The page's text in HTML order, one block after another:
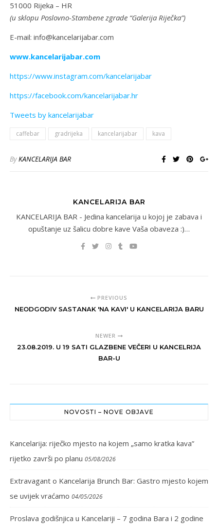
51000 Rijeka – HR
(u sklopu Poslovno-Stambene zgrade “Galerija Riječka”)
E-mail: info@kancelarijabar.com
www.kancelarijabar.com
https://www.instagram.com/kancelarijabar
https://facebook.com/kancelarijabar.hr
Tweets by kancelarijabar
caffebar gradrijeka kancelarijabar kava
ByKANCELARIJA BAR
KANCELARIJA BAR
KANCELARIJA BAR - Jedina kancelarija u kojoj je zabava i
opuštanje uz šalicu dobre kave Vaša obaveza :)…
PREVIOUS
NEODGODIV SASTANAK 'NA KAVI' U KANCELARIJA BARU
NEWER
23.08.2019. U 19 SATI GLAZBENE VEČERI U KANCELRIJA
BAR-U
NOVOSTI – NOVE OBJAVE
Kancelarija: riječko mjesto na kojem „samo kratka kava”
rijetko završi po planu 05/08/2026
Extravagant o Kancelarija Brunch Bar: Gastro mjesto kojem
se uvijek vraćamo 04/05/2026
Proslava godišnjica u Kancelariji – 7 godina Bara i 2 godine